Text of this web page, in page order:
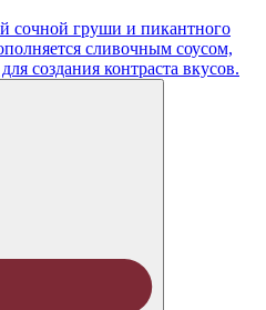
сочной груши и пикантного
сливочным соусом,
создания контраста вкусов.